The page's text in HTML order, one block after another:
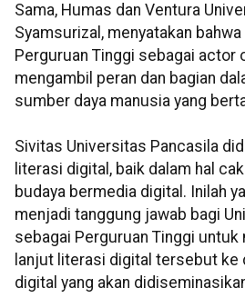
Sama, Humas dan Ventura
Syamsurizal, menyatakan
Perguruan Tinggi sebagai actor
mengambil peran dan bagian
sumber daya manusia yang
Sivitas Universitas Pancasila
literasi digital, baik dalam hal
budaya bermedia digital. Inilah
menjadi tanggung jawab bagi
sebagai Perguruan Tinggi untuk
lanjut literasi digital tersebut ke
digital yang akan